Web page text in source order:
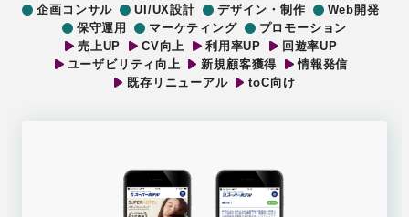
企画コンサル UI/UX設計 デザイン・制作
Web開発
保守運用
マーケティング
プロモーション
売上UP
CV向上 利用率UP
回遊率UP
ユーザビリティ向上
新規顧客獲得
情報発信
既存リニューアル
toC向け